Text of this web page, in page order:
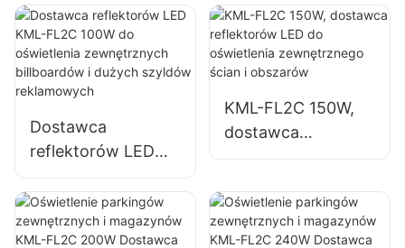
awaryjne i do
usuwania skutków
klęsk żywiołowych
oświetlenia
zewnętrznych
billboardów i
reklamowych
Dostawca
reflektorów LED
KML-FL2C 100W
do oświetlenia
zewnętrznych
KML-FL2C 150W,
dostawca
reflektorów LED do
zewnętrznego
ścian i obszarów